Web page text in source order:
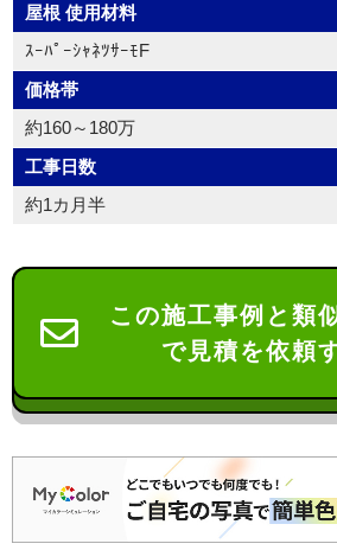
屋根 使用材料
ｽｰﾊﾟｰｼｬﾈﾂｻｰﾓF
価格帯
約160～180万
工事日数
約1カ月半
この施工事例と類
で見積を依頼